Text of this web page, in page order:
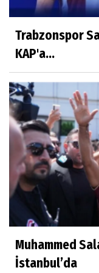
Trabzonspor
KAP'a...
Muhammed
İstanbul’da